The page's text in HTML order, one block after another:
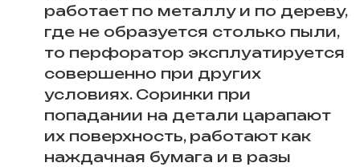
работает по металлу и по дереву,
где не образуется столько пыли,
то перфоратор эксплуатируется
совершенно при других
условиях. Соринки при
попадании на детали царапают
их поверхность, работают как
наждачная бумага и в разы